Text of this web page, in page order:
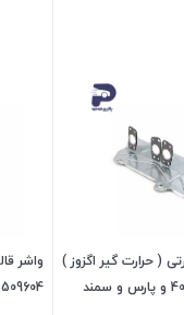
( حرارت گیر اگزوز )
0.8mm پژو 405 و پارس و سمند
واشر
509604 جی ای اس پی